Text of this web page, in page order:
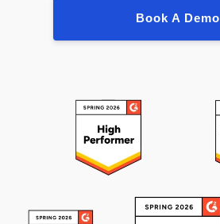
Book A Demo